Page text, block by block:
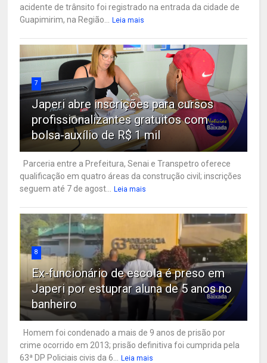
acidente de trânsito foi registrado na entrada da cidade de
Guapimirim, na Região...
Leia mais
7
Japeri abre inscrições para cursos
profissionalizantes gratuitos com
bolsa-auxílio de R$ 1 mil
Parceria entre a Prefeitura, Senai e Transpetro oferece
qualificação em quatro áreas da construção civil; inscrições
seguem até 7 de agost...
Leia mais
8
Ex-funcionário de escola é preso em
Japeri por estuprar aluna de 5 anos no
banheiro
Homem foi condenado a mais de 9 anos de prisão por
crime ocorrido em 2013; prisão definitiva foi cumprida pela
63ª DP Policiais civis da 6...
Leia mais